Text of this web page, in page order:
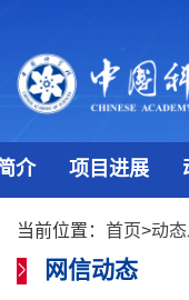
介 项目进展
当前位置： 首页>动
网信动态